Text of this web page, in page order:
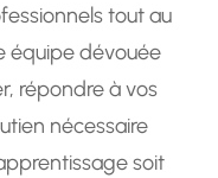
tout au
équipe dévouée
répondre à vos
nécessaire
soit